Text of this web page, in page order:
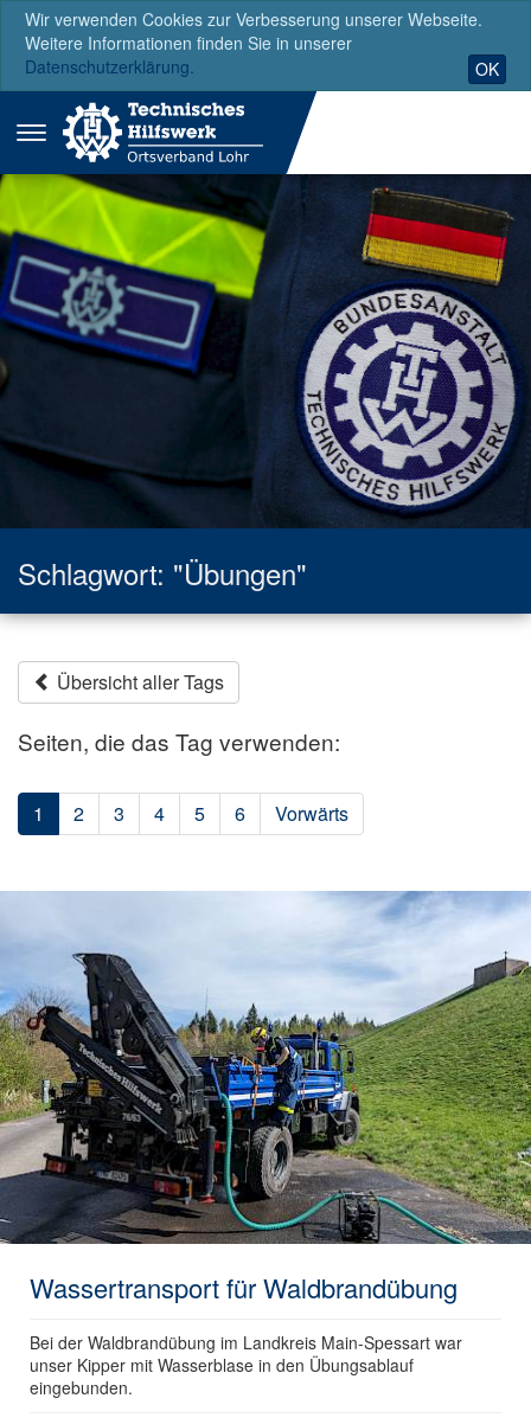
Wir verwenden Cookies zur Verbesserung unserer Webseite.
Weitere Informationen finden Sie in unserer
Datenschutzerklärung.
OK
Menü
ausklappen
Schlagwort: "Übungen"
Übersicht aller Tags
Seiten, die das Tag verwenden:
1 2 3 4 5 6 Vorwärts
Wassertransport für Waldbrandübung
Bei der Waldbrandübung im Landkreis Main-Spessart war
unser Kipper mit Wasserblase in den Übungsablauf
eingebunden.